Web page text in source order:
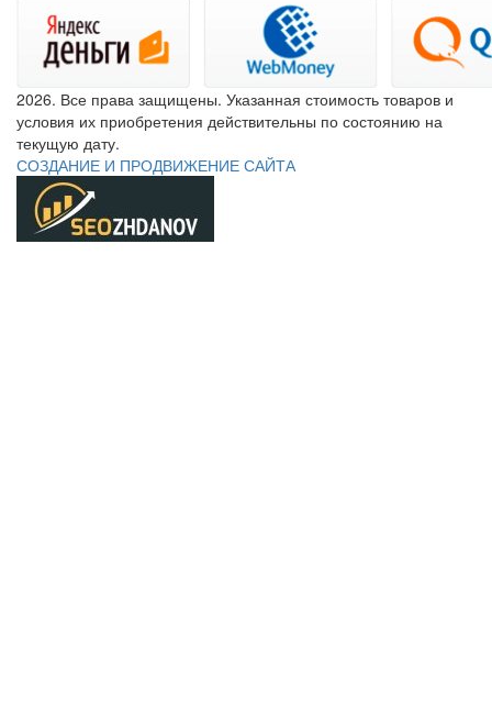
2026. Все права защищены. Указанная стоимость товаров и
условия их приобретения действительны по состоянию на
текущую дату.
СОЗДАНИЕ И ПРОДВИЖЕНИЕ САЙТА